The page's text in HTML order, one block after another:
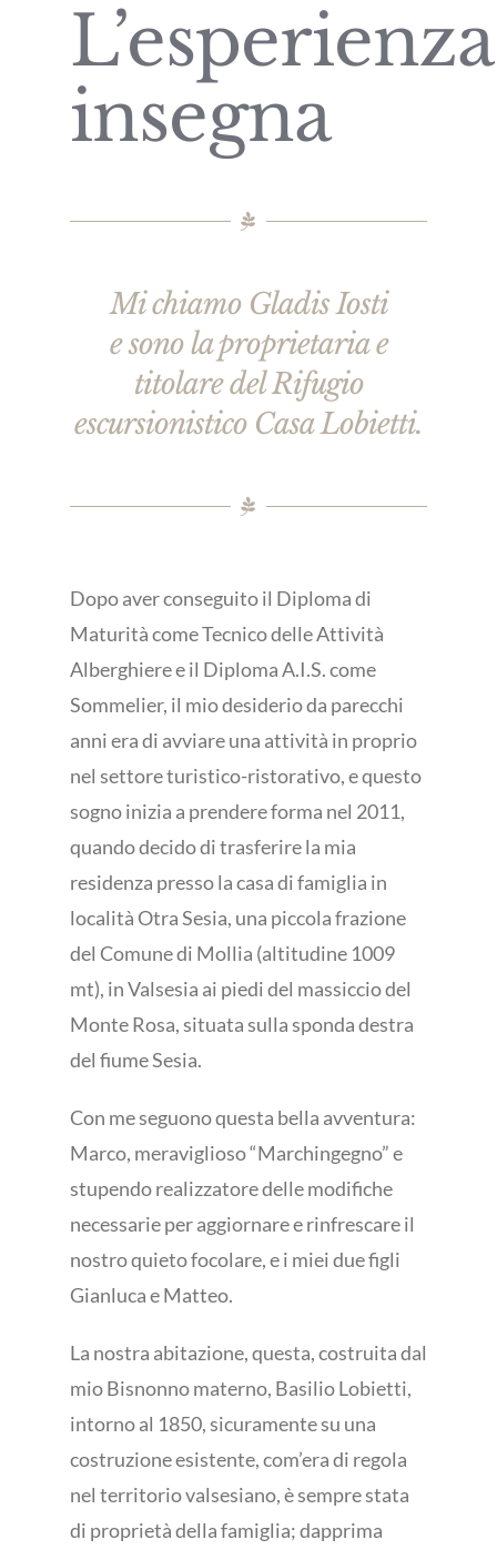
L’esperienza
insegna
Mi chiamo Gladis Iosti
e sono la proprietaria e
titolare del Rifugio
escursionistico Casa Lobietti.
Dopo aver conseguito il Diploma di
Maturità come Tecnico delle Attività
Alberghiere e il Diploma A.I.S. come
Sommelier, il mio desiderio da parecchi
anni era di avviare una attività in proprio
nel settore turistico-ristorativo, e questo
sogno inizia a prendere forma nel 2011,
quando decido di trasferire la mia
residenza presso la casa di famiglia in
località Otra Sesia, una piccola frazione
del Comune di Mollia (altitudine 1009
mt), in Valsesia ai piedi del massiccio del
Monte Rosa, situata sulla sponda destra
del fiume Sesia.
Con me seguono questa bella avventura:
Marco, meraviglioso “Marchingegno” e
stupendo realizzatore delle modifiche
necessarie per aggiornare e rinfrescare il
nostro quieto focolare, e i miei due figli
Gianluca e Matteo.
La nostra abitazione, questa, costruita dal
mio Bisnonno materno, Basilio Lobietti,
intorno al 1850, sicuramente su una
costruzione esistente, com’era di regola
nel territorio valsesiano, è sempre stata
di proprietà della famiglia; dapprima